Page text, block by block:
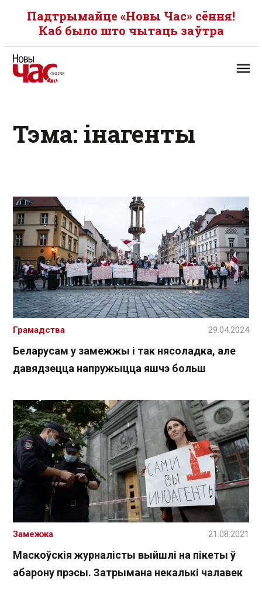
Падтрымайце «Новы Час» сёння!
Каб было што чытаць заўтра
Тэма: інагенты
Беларусам у замежжы і так нясоладка, але
давядзецца напружыцца яшчэ больш
Грамадства 29.04.2024
Маскоўскія журналісты выйшлі на пікеты ў
абарону прэсы. Затрымана некалькі чалавек
Замежжа 21.08.2021